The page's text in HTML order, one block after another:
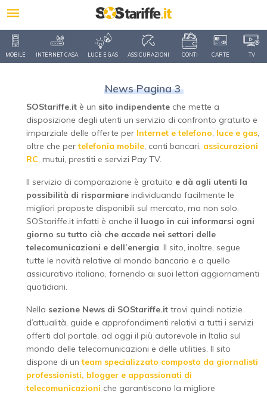
MOBILE INTERNET CASA LUCE E GAS ASSICURAZIONI CONTI CARTE TV
News Pagina 3
SOStariffe.it è un sito indipendente che mette a
disposizione degli utenti un servizio di confronto gratuito e
imparziale delle offerte per Internet e telefono, luce e gas,
oltre che pertelefonia mobile, conti bancari, assicurazioni
RC, mutui, prestiti e servizi Pay TV.
Il servizio di comparazione è gratuito e dà agli utenti la
possibilità di risparmiare individuando facilmente le
migliori proposte disponibili sul mercato, ma non solo.
SOStariffe.it infatti è anche il luogo in cui informarsi ogni
giorno su tutto ciò che accade nei settori delle
telecomunicazioni e dell’energia. Il sito, inoltre, segue
tutte le novità relative al mondo bancario e a quello
assicurativo italiano, fornendo ai suoi lettori aggiornamenti
quotidiani.
Nella sezione News di SOStariffe.it trovi quindi notizie
d’attualità, guide e approfondimenti relativi a tutti i servizi
offerti dal portale, ad oggi il più autorevole in Italia sul
mondo delle telecomunicazioni e delle utilities. Il sito
dispone di unteam specializzato composto da giornalisti
professionisti, blogger e appassionati di
telecomunicazioni che garantiscono la migliore